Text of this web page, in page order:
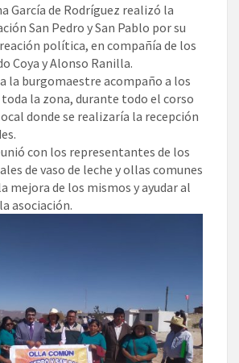
García de Rodríguez realizó la
San Pedro y San Pablo por su
política, en compañía de los
Coya y Alonso Ranilla.
la burgomaestre acompaño a los
la zona, durante todo el corso
donde se realizaría la recepción
con los representantes de los
de vaso de leche y ollas comunes
mejora de los mismos y ayudar al
asociación.